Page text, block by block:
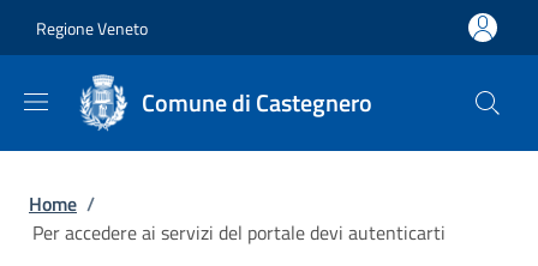
Regione Veneto
Comune di Castegnero
Briciole di pane
Home /
Per accedere ai servizi del portale devi autenticarti